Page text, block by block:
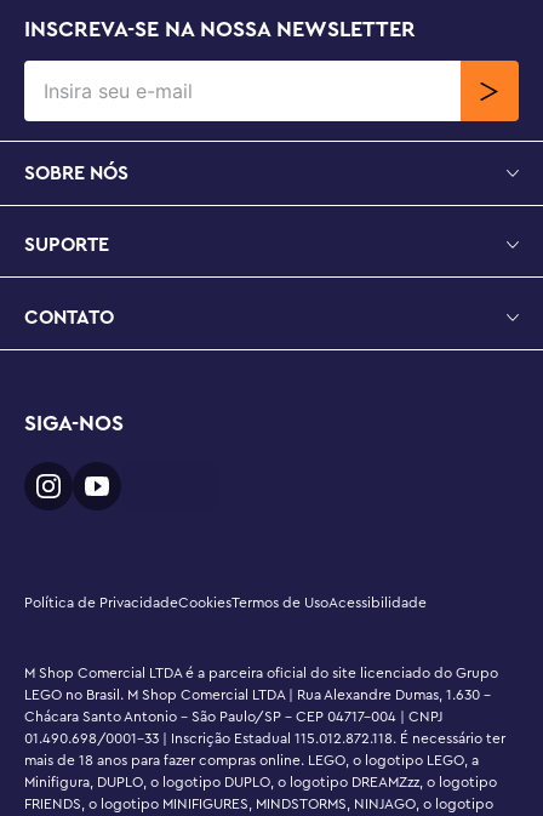
INSCREVA-SE NA NOSSA NEWSLETTER
SOBRE NÓS
SUPORTE
CONTATO
SIGA-NOS
Política de PrivacidadeCookiesTermos de UsoAcessibilidade
M Shop Comercial LTDA é a parceira oficial do site licenciado do Grupo
LEGO no Brasil. M Shop Comercial LTDA | Rua Alexandre Dumas, 1.630 -
Chácara Santo Antonio - São Paulo/SP - CEP 04717-004 | CNPJ
01.490.698/0001-33 | Inscrição Estadual 115.012.872.118. É necessário ter
mais de 18 anos para fazer compras online. LEGO, o logotipo LEGO, a
Minifigura, DUPLO, o logotipo DUPLO, o logotipo DREAMZzz, o logotipo
FRIENDS, o logotipo MINIFIGURES, MINDSTORMS, NINJAGO, o logotipo